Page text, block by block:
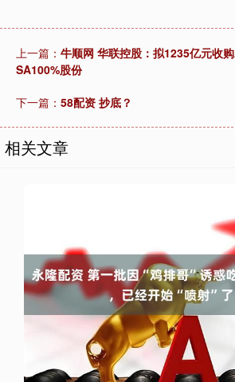
上一篇： 牛顺网 华联控股：拟1235亿元收
SA100%股份
下一篇： 58配资 抄底？
相关文章